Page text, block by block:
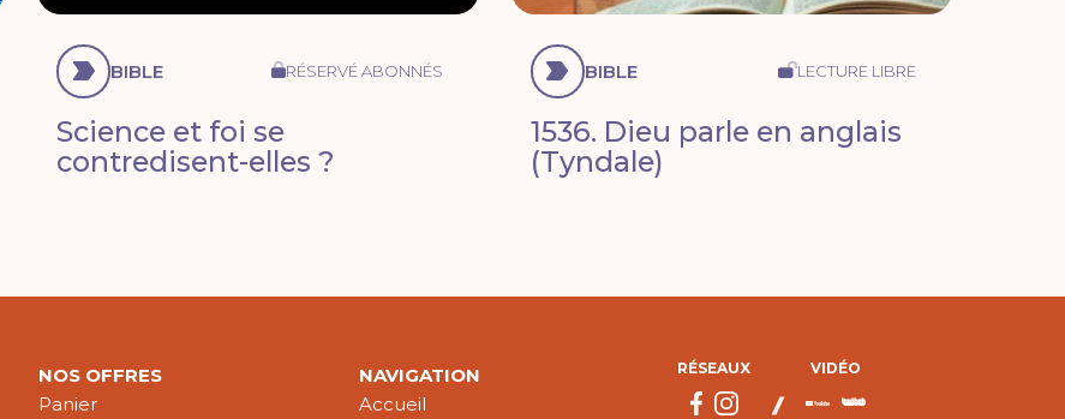
BIBLE RÉSERVÉ ABONNÉS
Science et foi se
contredisent-elles ?
BIBLE LECTURE LIBRE
1536. Dieu parle en anglais
(Tyndale)
NOS OFFRES
Panier
NAVIGATION
Accueil
RÉSEAUX VIDÉO